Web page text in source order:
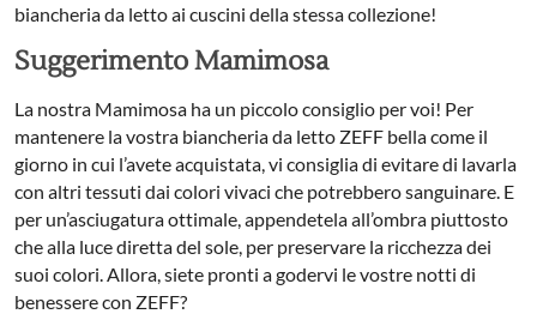
biancheria da letto ai cuscini della stessa collezione!
Suggerimento Mamimosa
La nostra Mamimosa ha un piccolo consiglio per voi! Per
mantenere la vostra biancheria da letto ZEFF bella come il
giorno in cui l’avete acquistata, vi consiglia di evitare di lavarla
con altri tessuti dai colori vivaci che potrebbero sanguinare. E
per un’asciugatura ottimale, appendetela all’ombra piuttosto
che alla luce diretta del sole, per preservare la ricchezza dei
suoi colori. Allora, siete pronti a godervi le vostre notti di
benessere con ZEFF?